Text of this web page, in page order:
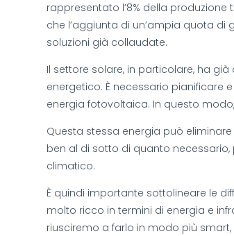
rappresentato l’8% della
che l’aggiunta di un’ampia quota
soluzioni già collaudate.
Il settore solare, in particolare, ha
energetico. È necessario pianificare
energia fotovoltaica. In questo
Questa stessa energia può
ben al di sotto di quanto
climatico.
È quindi importante sottolineare le
molto ricco in termini di energia e
riusciremo a farlo in modo più